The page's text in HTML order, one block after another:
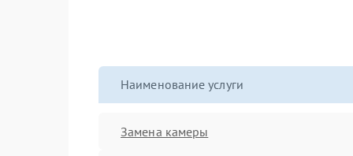
Наименование услуги
Замена камеры